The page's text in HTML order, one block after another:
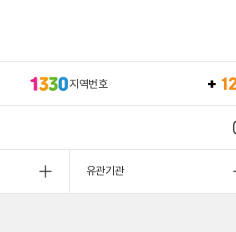
지역번호
유관기관